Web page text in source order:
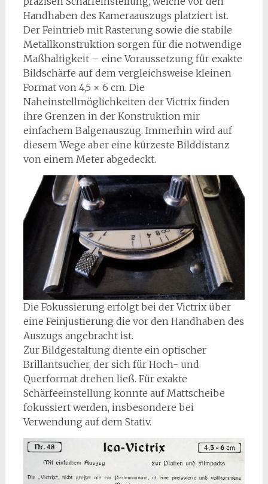
Handhaben des Kameraauszugs platziert ist.
Der Feintrieb mit Rasterung sowie die stabile
Metallkonstruktion sorgen für die notwendige
Maßhaltigkeit – eine Voraussetzung für exakte
Bildschärfe auf dem vergleichsweise kleinen
Format von 4,5 × 6 cm. Die
Naheinstellmöglichkeiten der Victrix finden
ihre Grenzen in der Konstruktion mir
einfachem Balgenauszug. Immerhin wird auf
diesem Wege aber eine kürzeste Bilddistanz
von einem Meter abgedeckt.
Die Fokussierung erfolgt bei der Victrix über
eine Feinjustierung die vor den Handhaben des
Auszugs angebracht ist.
Zur Bildgestaltung diente ein optischer
Brillantsucher, der sich für Hoch- und
Querformat drehen ließ. Für exakte
Schärfeeinstellung konnte auf Mattscheibe
fokussiert werden, insbesondere bei
Verwendung auf dem Stativ.